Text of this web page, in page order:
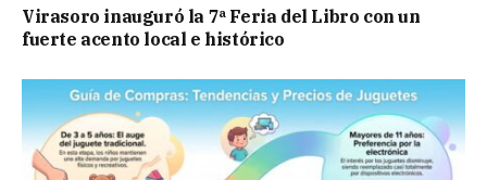
Virasoro inauguró la 7ª Feria del Libro con un
fuerte acento local e histórico